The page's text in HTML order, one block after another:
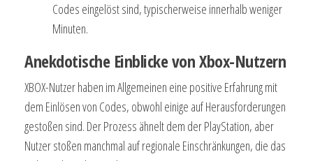
Codes eingelöst sind, typischerweise innerhalb weniger
Minuten.
Anekdotische Einblicke von Xbox-Nutzern
XBOX-Nutzer haben im Allgemeinen eine positive Erfahrung mit
dem Einlösen von Codes, obwohl einige auf Herausforderungen
gestoßen sind. Der Prozess ähnelt dem der PlayStation, aber
Nutzer stoßen manchmal auf regionale Einschränkungen, die das